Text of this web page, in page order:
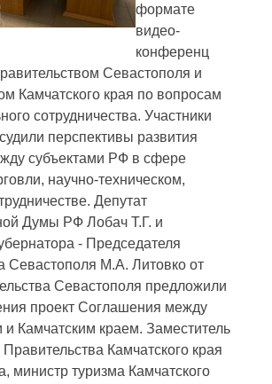
формате
видео-
конференц
Севастополя и
Камчатского края по вопросам
сотрудничества. Участники
перспективы развития
субъектами РФ в сфере
научно-техническом,
Депутат
Думы РФ Лобач Т.Г. и
- Председателя
Севастополя М.А. Литовко от
Севастополя предложили
проект Соглашения между
Камчатским краем. Заместитель
Камчатского края
министр туризма Камчатского